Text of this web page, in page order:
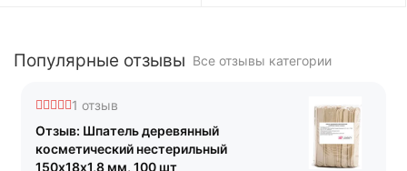
Популярные отзывы Все отзывы категории
1 отзыв
Отзыв: Шпатель деревянный
косметический нестерильный
150х18х1,8 мм, 100 шт